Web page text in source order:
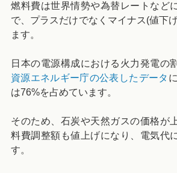
燃料費は世界情勢や為替レートなど
で、プラスだけでなくマイナス(値下
ます。
日本の電源構成における火力発電の
資源エネルギー庁の公表したデータ
は76%を占めています。
そのため、石炭や天然ガスの価格が
料費調整額も値上げになり、電気代
す。